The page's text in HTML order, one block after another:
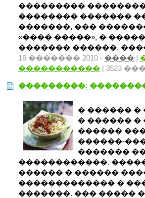
���������
�������� �������
�������, ���
«���� �����», �
������� ������,
16 ������� 2010 - ���� |
����������� | 3523
���������:
� ������ �
� ������
������
������-
�������
������������.
������ � ������
������������� �
�������. ��� �����